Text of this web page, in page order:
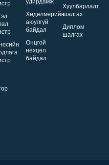
удирдамж
Хөдөлмөрийн
аюулгүй
байдал
Онцгой
нөхцөл
байдал
Хуулбарлалт
шалгах
Диплом
шалгах